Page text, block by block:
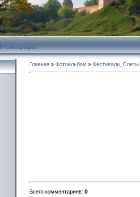
Регистрация
Главная » Фотоальбом » Фестивали, Слеты
Всего комментариев: 0